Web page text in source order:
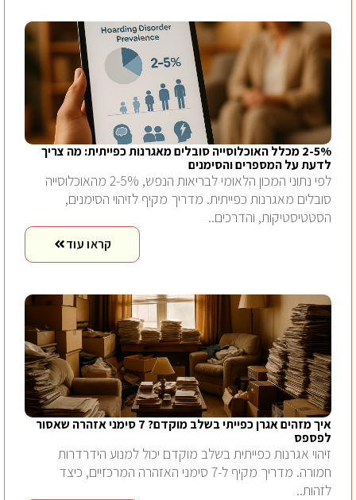
2-5% מכלל האוכלוסייה סובלים מאגרנות כפייתית: מה צריך
לדעת על המספרים והסימנים
לפי נתוני המכון הלאומי לבריאות הנפש, 2-5% מהאוכלוסייה
סובלים מאגרנות כפייתית. מדריך מקיף לזיהוי הסימנים,
הסטטיסטיקות, והדרכים..
קראו עוד
איך מזהים אגרן כפייתי בשלב מוקדם? 7 סימני אזהרה שאסור
לפספס
זיהוי אגרנות כפייתית בשלב מוקדם יכול למנוע הידרדרות
חמורה. מדריך מקיף ל-7 סימני האזהרה המרכזיים, כיצד
לזהות..